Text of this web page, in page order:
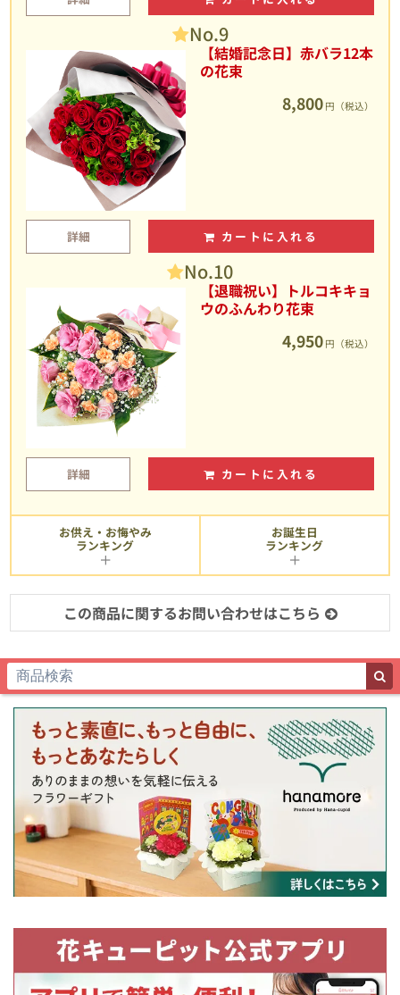
No.9
【結婚記念日】赤バラ12本
の花束
8,800 円（税込）
詳細 カートに入れる
No.10
【退職祝い】トルコキキョ
ウのふんわり花束
4,950 円（税込）
詳細 カートに入れる
お供え・お悔やみ
ランキング
お誕生日
ランキング
この商品に関するお問い合わせはこちら